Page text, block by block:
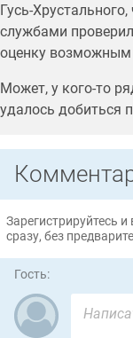
Гусь-
службами
оценку
Может, у кого-то
удалось добиться
Зарегистрируйтесь
сразу, без
Гость: